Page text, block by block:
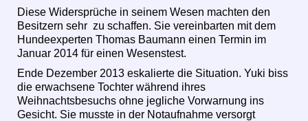
Diese Widersprüche in seinem Wesen machten den
Besitzern sehr zu schaffen. Sie vereinbarten mit dem
Hundeexperten Thomas Baumann einen Termin im
Januar 2014 für einen Wesenstest.
Ende Dezember 2013 eskalierte die Situation. Yuki biss
die erwachsene Tochter während ihres
Weihnachtsbesuchs ohne jegliche Vorwarnung ins
Gesicht. Sie musste in der Notaufnahme versorgt